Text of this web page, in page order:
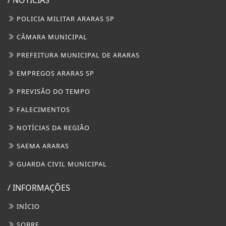
POLICIA MILITAR ARARAS SP
CÂMARA MUNICIPAL
PREFEITURA MUNICIPAL DE ARARAS
EMPREGOS ARARAS SP
PREVISÃO DO TEMPO
FALECIMENTOS
NOTÍCIAS DA REGIÃO
SAEMA ARARAS
GUARDA CIVIL MUNICIPAL
/ INFORMAÇÕES
INÍCIO